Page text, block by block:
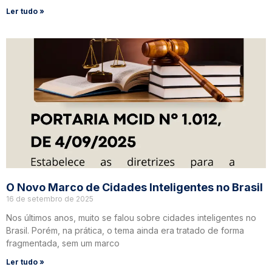
Ler tudo »
O Novo Marco de Cidades Inteligentes no Brasil
16 de setembro de 2025
Nos últimos anos, muito se falou sobre cidades inteligentes no
Brasil. Porém, na prática, o tema ainda era tratado de forma
fragmentada, sem um marco
Ler tudo »